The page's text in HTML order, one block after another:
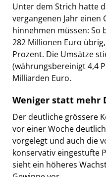
Unter dem Strich hatte
vergangenen Jahr einen
hinnehmen müssen: So
282 Millionen Euro
Prozent. Die Umsätze
(währungsbereinigt 4,4
Milliarden Euro.
Weniger statt mehr
Der deutliche grössere
vor einer Woche
vorgelegt und auch die
konservativ eingestufte
sieht ein höheres